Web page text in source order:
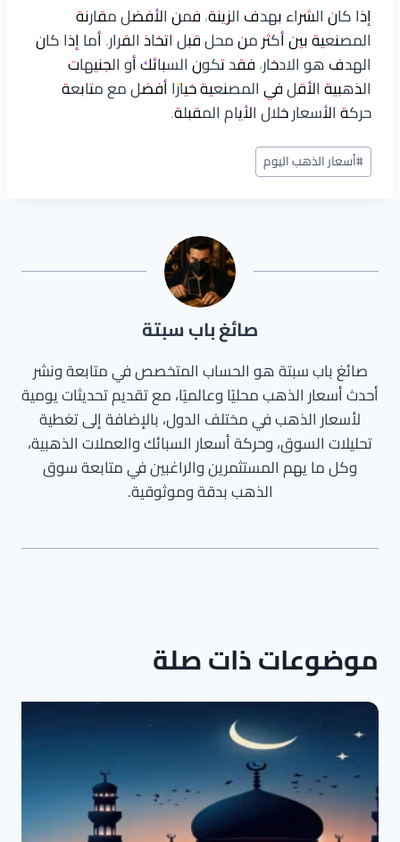
إذا كان الشراء بهدف الزينة، فمن الأفضل مقارنة
المصنعية بين أكثر من محل قبل اتخاذ القرار. أما إذا كان
الهدف هو الادخار، فقد تكون السبائك أو الجنيهات
الذهبية الأقل في المصنعية خيارًا أفضل مع متابعة
حركة الأسعار خلال الأيام المقبلة.
وسوم
المقال:
#أسعار الذهب اليوم
صائغ باب سبتة
صائغ باب سبتة هو الحساب المتخصص في متابعة ونشر
أحدث أسعار الذهب محليًا وعالميًا، مع تقديم تحديثات يومية
لأسعار الذهب في مختلف الدول، بالإضافة إلى تغطية
تحليلات السوق، وحركة أسعار السبائك والعملات الذهبية،
وكل ما يهم المستثمرين والراغبين في متابعة سوق
الذهب بدقة وموثوقية.
موضوعات ذات صلة